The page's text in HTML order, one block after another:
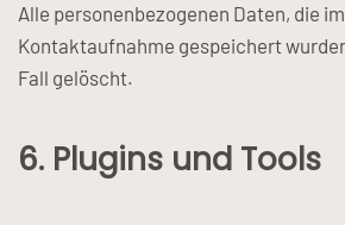
Alle personenbezogenen Daten, die
Kontaktaufnahme gespeichert
Fall gelöscht.
6. Plugins und Tools